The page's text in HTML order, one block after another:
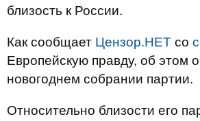
близость к России.
Как сообщает Цензор.НЕТ со
Европейскую правду, об этом
новогоднем собрании партии.
Относительно близости его